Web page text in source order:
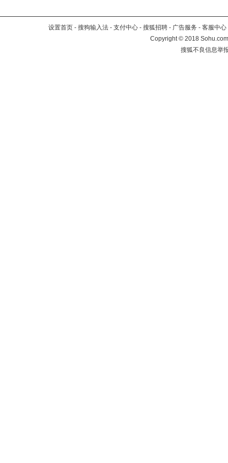
设置首页 - 搜狗输入法 - 支付中心 - 搜狐招聘 - 广告服务 - 客服中心
Copyright©2018
搜狐不良信息举